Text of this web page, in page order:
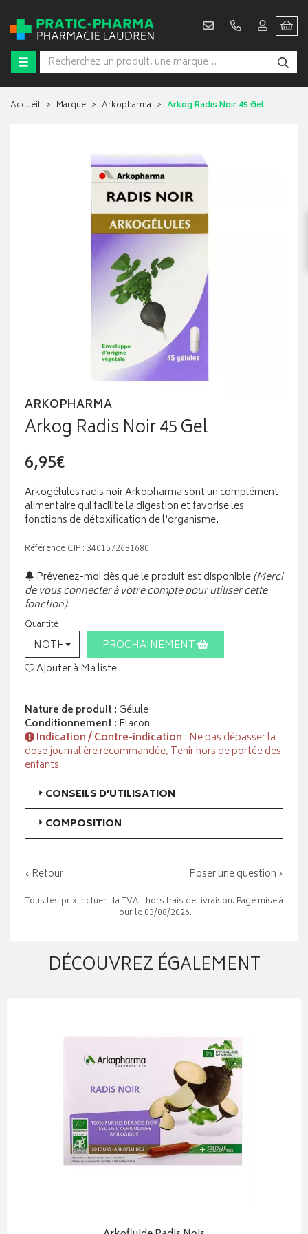
Accueil Marque Arkopharma Arkog Radis Noir 45 Gel
ARKOPHARMA
Arkog Radis Noir 45 Gel
6,95€
Arkogélules radis noir Arkopharma sont un complément
alimentaire qui facilite la digestion et favorise les
fonctions de détoxification de l'organisme.
Référence CIP : 3401572631680
Prévenez-moi dès que le produit est disponible(Merci
de vous connecter à votre compte pour utiliser cette
fonction).
Quantité
NOTHING SELECTEDPROCHAINEMENT
Ajouter à Ma liste
Nature de produit : Gélule
Conditionnement : Flacon
Indication / Contre-indication : Ne pas dépasser la
dose journalière recommandée, Tenir hors de portée des
enfants
CONSEILS D'UTILISATION
COMPOSITION
‹ Retour Poser une question ›
Tous les prix incluent la TVA - hors frais de livraison. Page mise à
jour le 03/08/2026.
DÉCOUVREZ ÉGALEMENT